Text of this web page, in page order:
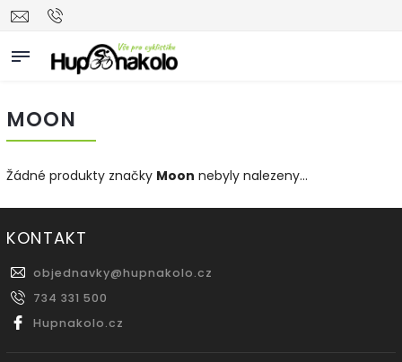
MOON
Žádné produkty značky Moon nebyly nalezeny...
KONTAKT
objednavky@hupnakolo.cz
734 331 500
Hupnakolo.cz